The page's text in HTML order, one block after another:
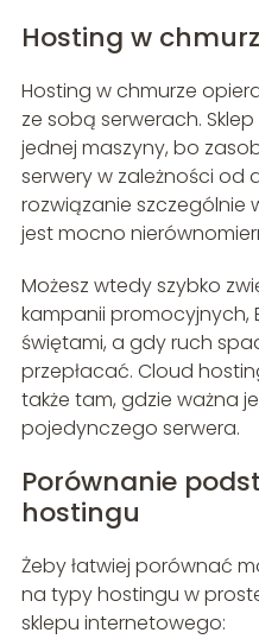
Hosting w
Hosting w chmurze
ze sobą serwerach.
jednej maszyny, bo
serwery w zależności od
rozwiązanie szczególnie
jest mocno
Możesz wtedy szybko
kampanii promocyjnych,
świętami, a gdy ruch
przepłacać. Cloud
także tam, gdzie ważna
pojedynczego serwera.
Porównanie
hostingu
Żeby łatwiej porównać
na typy hostingu w
sklepu internetowego: